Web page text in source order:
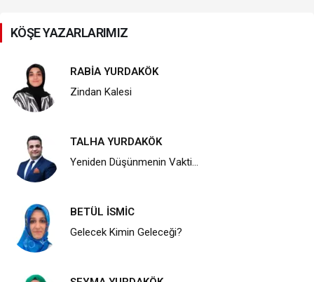
KÖŞE YAZARLARIMIZ
RABİA YURDAKÖK
Zindan Kalesi
TALHA YURDAKÖK
Yeniden Düşünmenin Vakti…
BETÜL İSMİC
Gelecek Kimin Geleceği?